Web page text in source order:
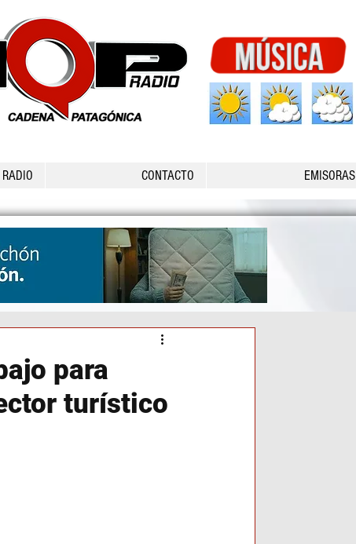
CONTACTO EMISORAS
para
turístico